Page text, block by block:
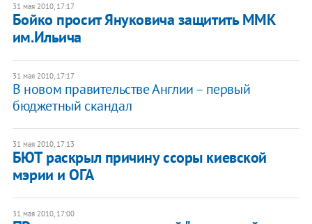
31 мая 2010, 17:17
Бойко просит Януковича защитить ММК
им.Ильича
31 мая 2010, 17:17
В новом правительстве Англии – первый
бюджетный скандал
31 мая 2010, 17:13
БЮТ раскрыл причину ссоры киевской
мэрии и ОГА
31 мая 2010, 17:00